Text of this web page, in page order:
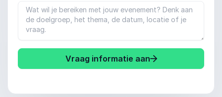
Vraag informatie aan